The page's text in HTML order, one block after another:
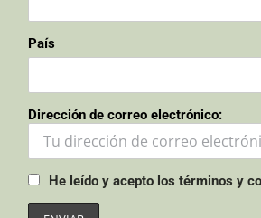
País
Dirección de correo electrónico:
He leído y acepto los términos y